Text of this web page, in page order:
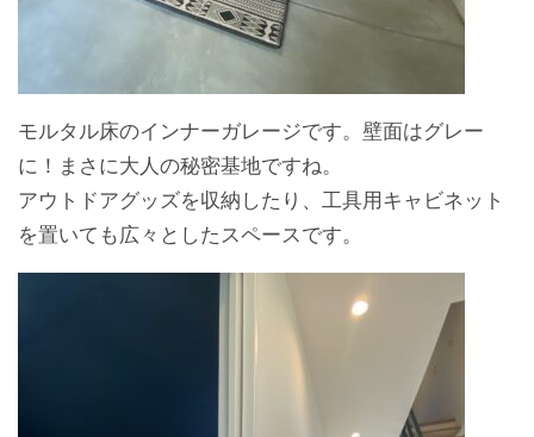
モルタル床のインナーガレージです。壁面はグレー
に！まさに大人の秘密基地ですね。
アウトドアグッズを収納したり、工具用キャビネット
を置いても広々としたスペースです。